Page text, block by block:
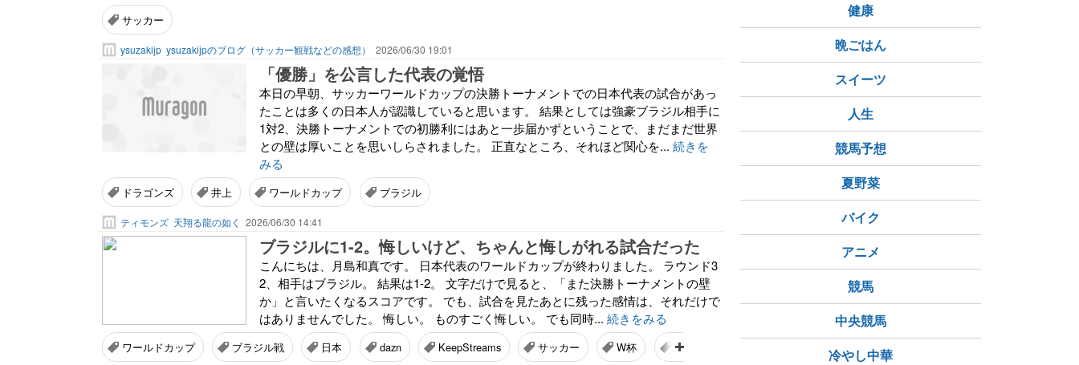
サッカー
ysuzakijp ysuzakijpのブログ（サッカー観戦などの感想） 2026/06/30 19:01
「優勝」を公言した代表の覚悟
本日の早朝、サッカーワールドカップの決勝トーナメントでの日本代表の試合があっ
たことは多くの日本人が認識していると思います。 結果としては強豪ブラジル相手に
1対2、決勝トーナメントでの初勝利にはあと一歩届かずということで、まだまだ世界
との壁は厚いことを思いしらされました。 正直なところ、それほど関心を... 続きを
みる
ドラゴンズ 井上 ワールドカップ ブラジル
ティモンズ 天翔る龍の如く 2026/06/30 14:41
ブラジルに1-2。悔しいけど、ちゃんと悔しがれる試合だった
こんにちは、月島和真です。 日本代表のワールドカップが終わりました。 ラウンド3
2、相手はブラジル。 結果は1-2。 文字だけで見ると、「また決勝トーナメントの壁
か」と言いたくなるスコアです。 でも、試合を見たあとに残った感情は、それだけで
はありませんでした。 悔しい。 ものすごく悔しい。 でも同時... 続きをみる
ワールドカップ ブラジル戦 日本 dazn KeepStreams サッカー W杯 FIFA
健康
晩ごはん
スイーツ
人生
競馬予想
夏野菜
バイク
アニメ
競馬
中央競馬
冷やし中華